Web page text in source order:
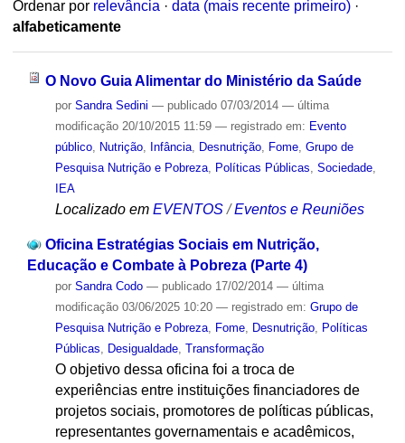
Ordenar por relevância · data (mais recente primeiro) ·
alfabeticamente
O Novo Guia Alimentar do Ministério da Saúde
por Sandra Sedini — publicado07/03/2014 — última
modificação20/10/2015 11:59 — registrado em: Evento
público, Nutrição, Infância, Desnutrição, Fome, Grupo de
Pesquisa Nutrição e Pobreza, Políticas Públicas Sociedade,
IEA
Localizado em EVENTOS /Eventos e Reuniões
Oficina Estratégias Sociais em Nutrição,
Educação e Combate à Pobreza (Parte 4)
por Sandra Codo — publicado17/02/2014 — última
modificação03/06/2025 10:20 — registrado em: Grupo de
Pesquisa Nutrição e Pobreza, Fome, Desnutrição, Políticas
Públicas
Desigualdade, Transformação
O objetivo dessa oficina foi a troca de
experiências entre instituições financiadores de
projetos sociais, promotores de políticas públicas,
representantes governamentais e acadêmicos,